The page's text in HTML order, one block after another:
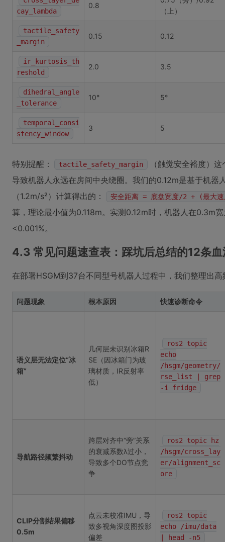
cay_lambda
0.8
（上）
tactile_safety
_margin
0.15 0.12
ir_kurtosis_th
reshold
2.0 3.5
dihedral_angle
_tolerance
10° 5°
temporal_consi
stency_window
3 5
特别提醒： tactile_safety_margin
（触觉安全裕度）
导致机器人永远在房间中央绕圈。我们的0.12m是基于机
（1.2m/s²）计算得出的：
安全距离 = 底盘宽度/2 + (最大
算，理论最小值为0.118m。实测0.12m时，机器人在0.3m
<0.001%。
4.3 常见问题速查表：踩坑后总结的12条
在部署HSGM到37台不同型号机器人过程中，我们整理出
问题现象 根本原因 快速诊断命令
语义层无法定位“冰
箱”
几何层未识别冰箱R
SE（因冰箱门为玻
璃材质，IR反射率
低）
ros2 topic
echo
/hsgm/geometry/
rse_list | grep
-i fridge
导航路径频繁抖动
跨层对齐中“旁”关系
的衰减系数λ过小，
导致多个DO节点竞
争
ros2 topic hz
/hsgm/cross_lay
er/alignment_sc
ore
CLIP分割结果偏移
0.5m
点云未校准IMU，导
致多视角深度图投影
偏差
ros2 topic
echo /imu/data
| head -n5